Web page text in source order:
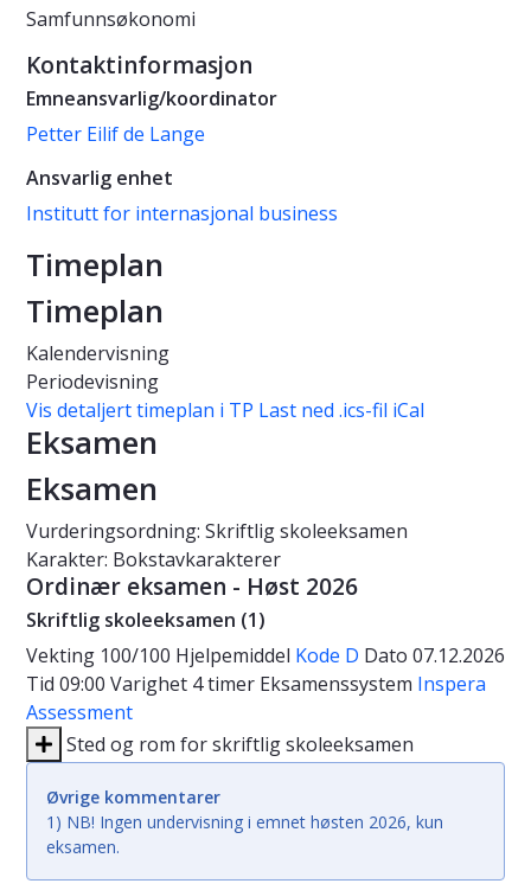
Samfunnsøkonomi
Kontaktinformasjon
Emneansvarlig/koordinator
Petter Eilif de Lange
Ansvarlig enhet
Institutt for internasjonal business
Timeplan
Timeplan
Kalendervisning
Periodevisning
Vis detaljert timeplan i TP Last ned .ics-fil iCal
Eksamen
Eksamen
Vurderingsordning: Skriftlig skoleeksamen
Karakter: Bokstavkarakterer
Ordinær eksamen - Høst 2026
Skriftlig skoleeksamen (1)
Vekting 100/100 Hjelpemiddel Kode D Dato 07.12.2026
Tid 09:00 Varighet 4 timer Eksamenssystem Inspera
Assessment
Sted og rom for skriftlig skoleeksamen
Øvrige kommentarer
1) NB! Ingen undervisning i emnet høsten 2026, kun
eksamen.